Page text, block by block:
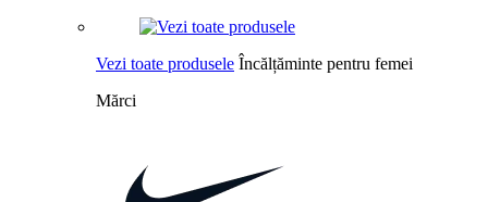
Vezi toate produsele Încălțăminte pentru femei
Mărci